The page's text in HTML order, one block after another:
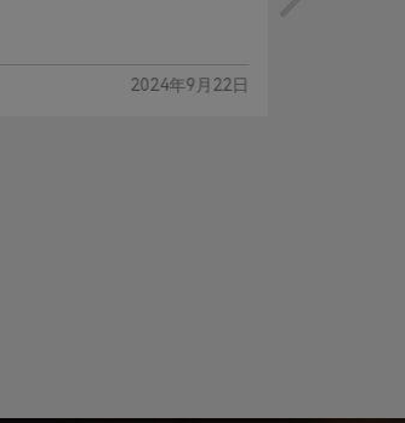
2024年9月22日